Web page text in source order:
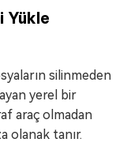
Yükle
silinmeden
yerel bir
araç olmadan
olanak tanır.